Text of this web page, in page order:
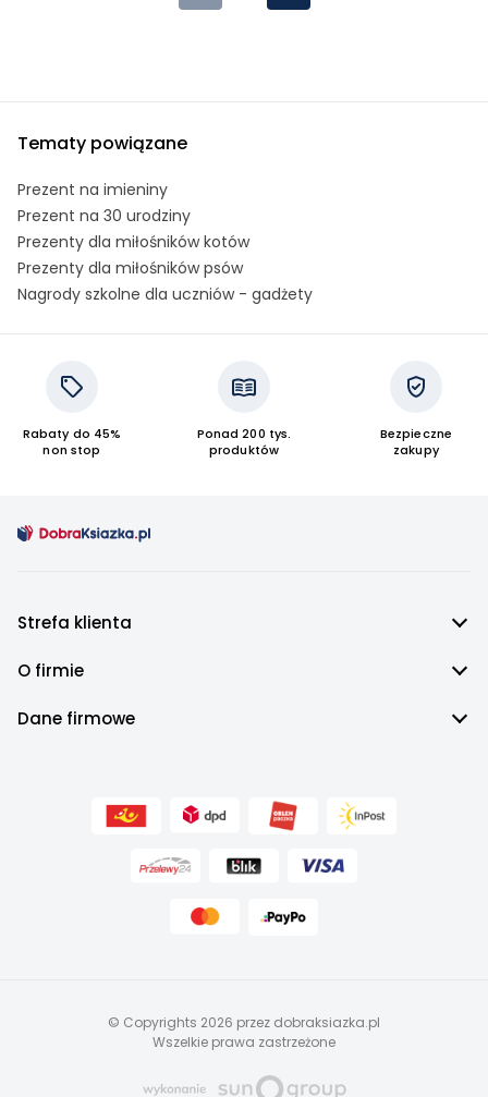
Tematy powiązane
Prezent na imieniny
Prezent na 30 urodziny
Prezenty dla miłośników kotów
Prezenty dla miłośników psów
Nagrody szkolne dla uczniów - gadżety
Rabaty do 45%
non stop
Ponad 200 tys.
produktów
Bezpieczne
zakupy
Strefa klienta
O firmie
Dane firmowe
© Copyrights 2026 przez dobraksiazka.pl
Wszelkie prawa zastrzeżone